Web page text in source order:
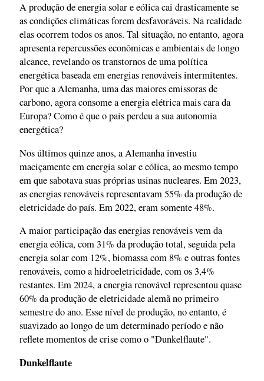
A produção de energia solar e eólica cai drasticamente se
as condições climáticas forem desfavoráveis. Na realidade
elas ocorrem todos os anos. Tal situação, no entanto, agora
apresenta repercussões econômicas e ambientais de longo
alcance, revelando os transtornos de uma política
energética baseada em energias renováveis intermitentes.
Por que a Alemanha, uma das maiores emissoras de
carbono, agora consome a energia elétrica mais cara da
Europa? Como é que o país perdeu a sua autonomia
energética?
Nos últimos quinze anos, a Alemanha investiu
maciçamente em energia solar e eólica, ao mesmo tempo
em que sabotava suas próprias usinas nucleares. Em 2023,
as energias renováveis representavam 55% da produção de
eletricidade do país. Em 2022, eram somente 48%.
A maior participação das energias renováveis vem da
energia eólica, com 31% da produção total, seguida pela
energia solar com 12%, biomassa com 8% e outras fontes
renováveis, como a hidroeletricidade, com os 3,4%
restantes. Em 2024, a energia renovável representou quase
60% da produção de eletricidade alemã no primeiro
semestre do ano. Esse nível de produção, no entanto, é
suavizado ao longo de um determinado período e não
reflete momentos de crise como o "Dunkelflaute".
Dunkelflaute